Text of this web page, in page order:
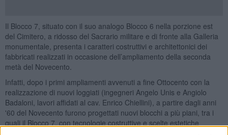
Il Blocco 7, situato con il suo analogo Blocco 6 nella porzione est
del Cimitero, a ridosso del Sacrario militare e di fronte alla Galleria
monumentale, presenta i caratteri costruttivi e architettonici dei
fabbricati realizzati in occasione dell’ampliamento della seconda
metà del Novecento.
Infatti, dopo i primi ampliamenti avvenuti a fine Ottocento con la
realizzazione di nuovi loggiati (ingegneri Angelo Unis e Angiolo
Badaloni, lavori affidati al cav. Enrico Chiellini), a partire dagli anni
'60 del Novecento furono progettati nuovi blocchi a più piani, tra i
quali il Blocco 7, con tecnologie costruttive e scelte estetiche